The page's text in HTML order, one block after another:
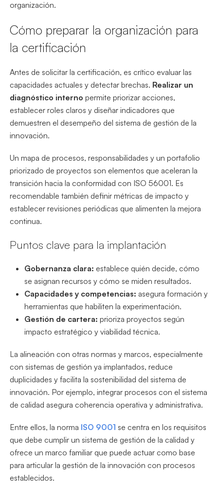
organización.
Cómo preparar la organización para
la certificación
Antes de solicitar la certificación, es crítico evaluar las
capacidades actuales y detectar brechas. Realizar un
diagnóstico interno permite priorizar acciones,
establecer roles claros y diseñar indicadores que
demuestren el desempeño del sistema de gestión de la
innovación.
Un mapa de procesos, responsabilidades y un portafolio
priorizado de proyectos son elementos que aceleran la
transición hacia la conformidad con ISO 56001. Es
recomendable también definir métricas de impacto y
establecer revisiones periódicas que alimenten la mejora
continua.
Puntos clave para la implantación
Gobernanza clara: establece quién decide, cómo
se asignan recursos y cómo se miden resultados.
Capacidades y competencias: asegura formación y
herramientas que habiliten la experimentación.
Gestión de cartera: prioriza proyectos según
impacto estratégico y viabilidad técnica.
La alineación con otras normas y marcos, especialmente
con sistemas de gestión ya implantados, reduce
duplicidades y facilita la sostenibilidad del sistema de
innovación. Por ejemplo, integrar procesos con el sistema
de calidad asegura coherencia operativa y administrativa.
Entre ellos, la norma ISO 9001 se centra en los requisitos
que debe cumplir un sistema de gestión de la calidad y
ofrece un marco familiar que puede actuar como base
para articular la gestión de la innovación con procesos
establecidos.